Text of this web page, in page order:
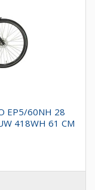
EP5/60NH 28
418WH 61 CM